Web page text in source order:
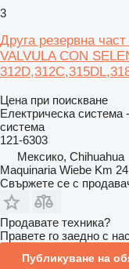
3
Друга резервна
VALVULA CON
Цена при поискване
Електрическа система
система
121-6303
Мексико, Chihuahua
Maquinaria Wiebe Km
Свържете се с
Продавате техника?
Правете го заедно с
Публикуване на